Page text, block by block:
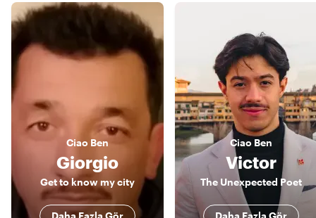
Ciao Ben
Giorgio
Get to know my city
Daha Fazla Gör
Ciao Ben
Victor
The Unexpected Poet
Daha Fazla Gör